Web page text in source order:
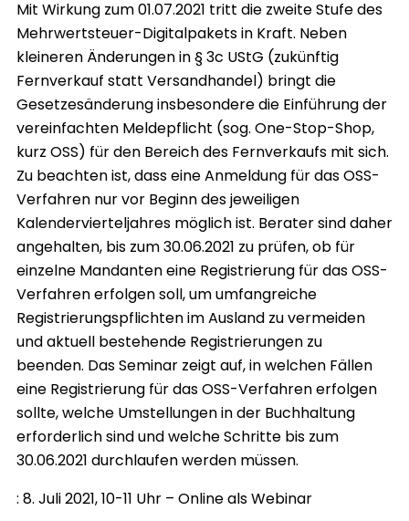
Mit Wirkung zum 01.07.2021 tritt die zweite Stufe des
Mehrwertsteuer-Digitalpakets in Kraft. Neben
kleineren Änderungen in § 3c UStG (zukünftig
Fernverkauf statt Versandhandel) bringt die
Gesetzesänderung insbesondere die Einführung der
vereinfachten Meldepflicht (sog. One-Stop-Shop,
kurz OSS) für den Bereich des Fernverkaufs mit sich.
Zu beachten ist, dass eine Anmeldung für das OSS-
Verfahren nur vor Beginn des jeweiligen
Kalendervierteljahres möglich ist. Berater sind daher
angehalten, bis zum 30.06.2021 zu prüfen, ob für
einzelne Mandanten eine Registrierung für das OSS-
Verfahren erfolgen soll, um umfangreiche
Registrierungspflichten im Ausland zu vermeiden
und aktuell bestehende Registrierungen zu
beenden. Das Seminar zeigt auf, in welchen Fällen
eine Registrierung für das OSS-Verfahren erfolgen
sollte, welche Umstellungen in der Buchhaltung
erforderlich sind und welche Schritte bis zum
30.06.2021 durchlaufen werden müssen.
: 8. Juli 2021, 10-11 Uhr – Online als Webinar